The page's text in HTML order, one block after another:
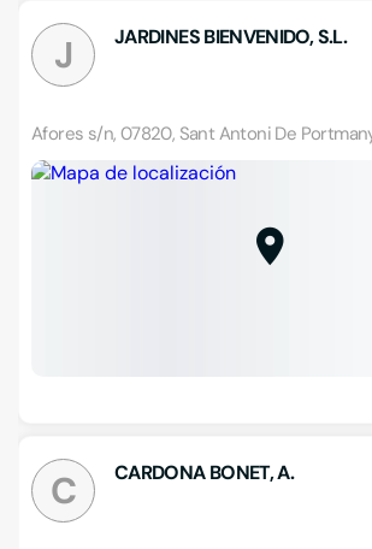
J JARDINES BIENVENIDO, S.L.
Afores s/n, 07820, Sant Antoni De
C CARDONA BONET, A.